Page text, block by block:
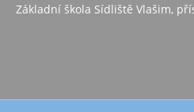
Základní škola Sídliště